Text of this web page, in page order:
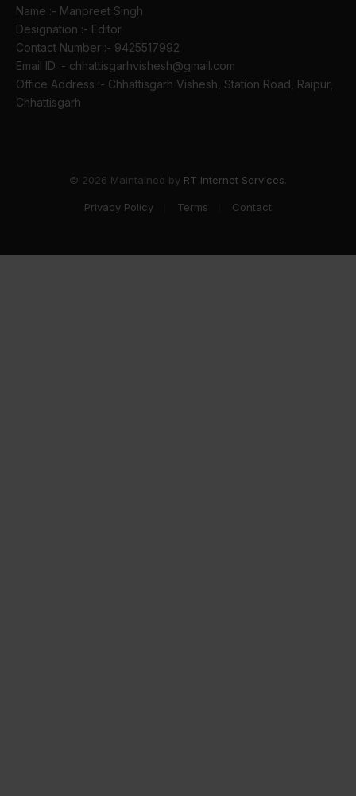
Name :- Manpreet Singh
Designation :- Editor
Contact Number :- 9425517992
Email ID :- chhattisgarhvishesh@gmail.com
Office Address :- Chhattisgarh Vishesh, Station Road, Raipur,
Chhattisgarh
© 2026 Maintained by RT Internet Services
Privacy Policy Terms Contact